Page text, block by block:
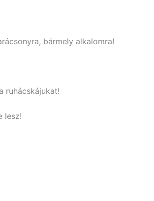
bármely alkalomra!
ruhácskájukat!
lesz!